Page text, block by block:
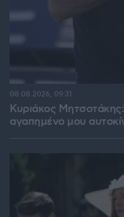
Κυριάκος
αγαπημένο μου
08.08.2026, 09:31